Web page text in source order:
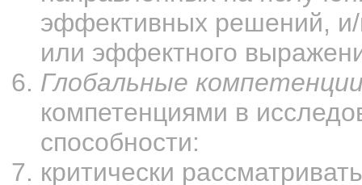
эффективных решений, и/
или эффектного
Глобальные
компетенциями в
способности:
критически